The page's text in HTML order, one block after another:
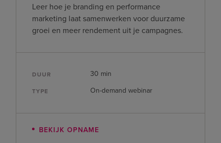
Leer hoe je branding en performance
marketing laat samenwerken voor duurzame
groei en meer rendement uit je campagnes.
DUUR 30 min
TYPE On-demand webinar
BEKIJK OPNAME